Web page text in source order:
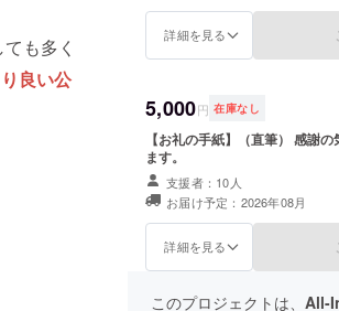
も多く
良い公
詳細を見る
5,000円 在庫なし
【お礼の手紙】（直筆） 感謝
ます。
支援者：10人
お届け予定：2026年08月
詳細を見る
このプロジェクトは、 All-